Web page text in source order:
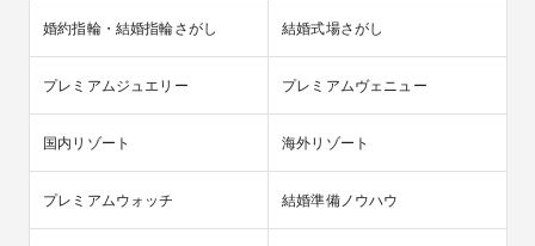
婚約指輪・結婚指輪さがし 結婚式場さがし
プレミアムジュエリー プレミアムヴェニュー
国内リゾート 海外リゾート
プレミアムウォッチ 結婚準備ノウハウ